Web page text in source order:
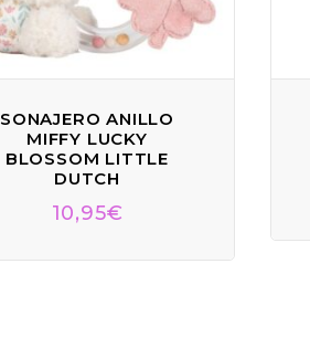
SONAJERO ANILLO
MIFFY LUCKY
BLOSSOM LITTLE
DUTCH
10,95€